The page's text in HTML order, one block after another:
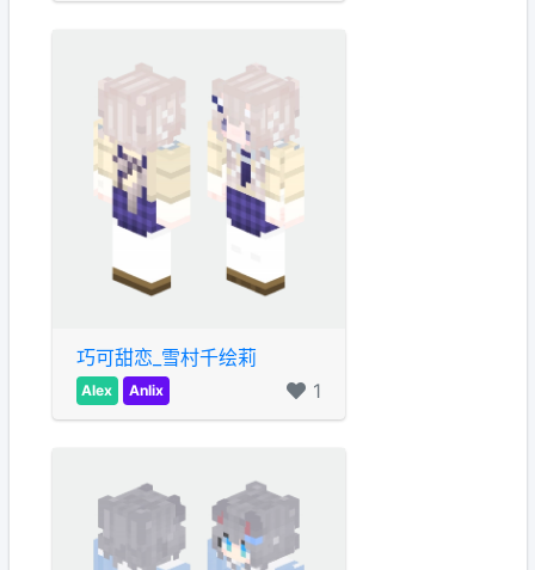
巧可甜恋_雪村千绘莉
Alex Anlix 1